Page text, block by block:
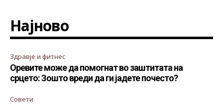
Најново
Здравје и фитнес
Оревите може да помогнат во заштитата на
срцето: Зошто вреди да ги јадете почесто?
Совети